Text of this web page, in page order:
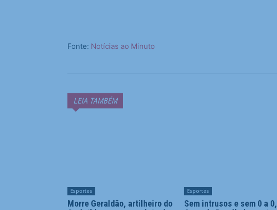
Fonte: Notícias ao Minuto
LEIA TAMBÉM
Esportes
Morre Geraldão, artilheiro do
Esportes
Sem intrusos e sem 0 a 0,